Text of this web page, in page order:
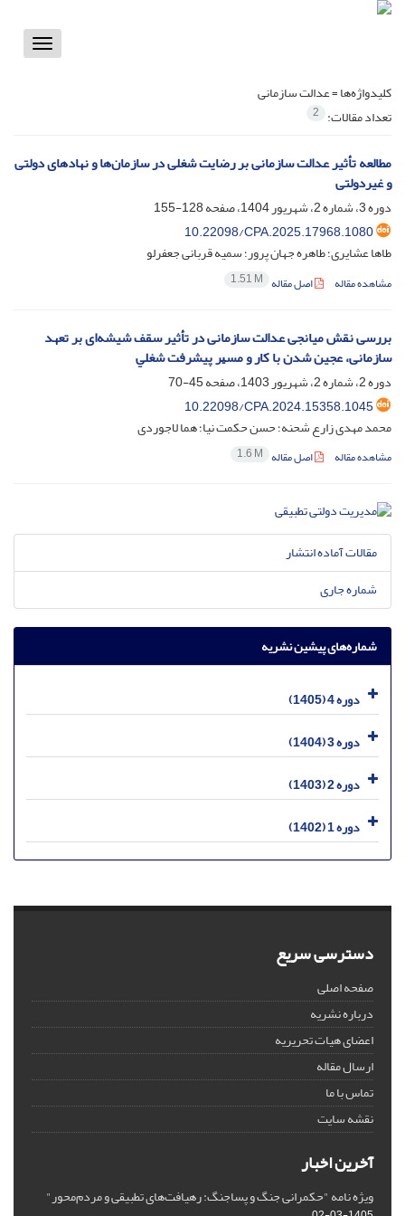
Toggle
کلیدواژه‌ها =عدالت سازمانی
تعداد مقالات: 2
مطالعه تأثیر عدالت سازمانی بر رضایت شغلی در سازمان‌ها و نهادهای دولتی
و غیردولتی
دوره 3، شماره 2، شهریور 1404، صفحه
128-155
10.22098/CPA.2025.17968.1080
طاها عشایری؛ طاهره جهان پرور؛ سمیه قربانی جعفرلو
مشاهده مقاله اصل مقاله 1.51 M
بررسی نقش میانجی عدالت سازمانی در تأثیر سقف شیشه‌ای بر تعهد
سازمانی، عجین شدن با کار و ﻣﺴﻴﺮ پیشرفت ﺷﻐﻠﻲ
دوره 2، شماره 2، شهریور 1403، صفحه
45-70
10.22098/CPA.2024.15358.1045
محمد مهدی زارع شحنه؛ حسن حکمت نیا؛ هما لاجوردی
مشاهده مقاله اصل مقاله 1.6 M
مقالات آماده انتشار
شماره جاری
شماره‌های پیشین نشریه
دوره 4 (1405)
دوره 3 (1404)
دوره 2 (1403)
دوره 1 (1402)
دسترسی سریع
صفحه اصلی
درباره نشریه
اعضای هیات تحریریه
ارسال مقاله
تماس با ما
نقشه سایت
آخرین اخبار
ویژه نامه "حکمرانی جنگ و پساجنگ: رهیافت‌های تطبیقی و مردم‌محور"